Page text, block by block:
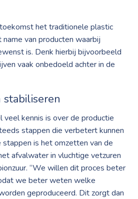
het traditionele plastic
van producten waarbij
is. Denk hierbij bijvoorbeeld
vaak onbedoeld achter in de
veel kennis is over de productie
stappen die verbetert kunnen
stappen is het omzetten van de
afvalwater in vluchtige vetzuren
“We willen dit proces beter
we beter weten welke
geproduceerd. Dit zorgt dan